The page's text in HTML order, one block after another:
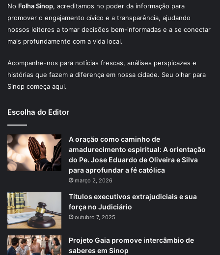
No Folha Sinop, acreditamos no poder da informação para
promover o engajamento cívico e a transparência, ajudando
nossos leitores a tomar decisões bem-informadas e a se conectar
mais profundamente com a vida local.
Acompanhe-nos para notícias frescas, análises perspicazes e
histórias que fazem a diferença em nossa cidade. Seu olhar para
Sinop começa aqui.
Escolha do Editor
A oração como caminho de
amadurecimento espiritual: A orientação
do Pe. Jose Eduardo de Oliveira e Silva
para aprofundar a fé católica
março 2, 2026
Títulos executivos extrajudiciais e sua
força no Judiciário
outubro 7, 2025
Projeto Gaia promove intercâmbio de
saberes em Sinop